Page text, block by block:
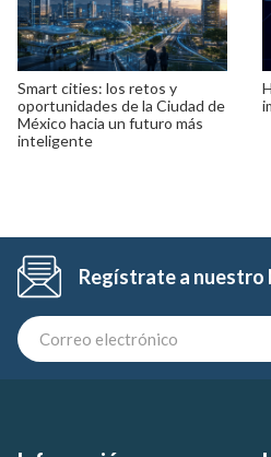
Smart cities: los retos y
oportunidades de la Ciudad de
México hacia un futuro más
inteligente
Regístrate a